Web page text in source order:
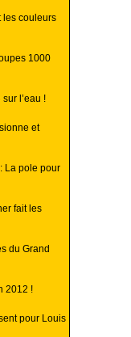
les couleurs
1000
l’eau !
et
La pole pour
fait les
du Grand
2012 !
pour Louis